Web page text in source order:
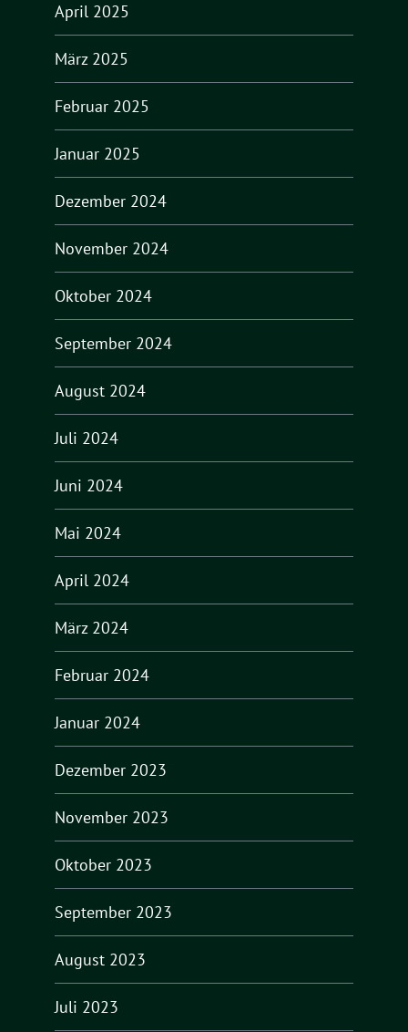
April 2025
März 2025
Februar 2025
Januar 2025
Dezember 2024
November 2024
Oktober 2024
September 2024
August 2024
Juli 2024
Juni 2024
Mai 2024
April 2024
März 2024
Februar 2024
Januar 2024
Dezember 2023
November 2023
Oktober 2023
September 2023
August 2023
Juli 2023